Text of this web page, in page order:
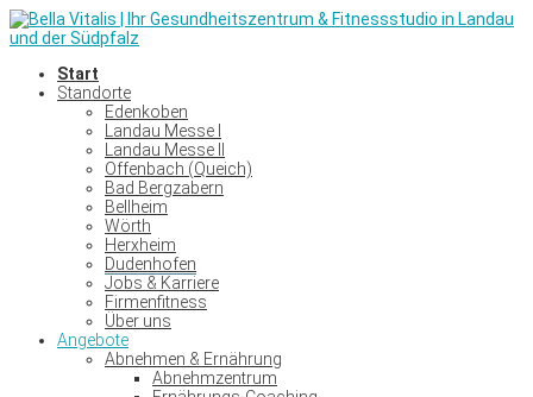
Start
Standorte
Edenkoben
Landau Messe I
Landau Messe II
Offenbach (Queich)
Bad Bergzabern
Bellheim
Wörth
Herxheim
Dudenhofen
Jobs & Karriere
Firmenfitness
Über uns
Angebote
Abnehmen & Ernährung
Abnehmzentrum